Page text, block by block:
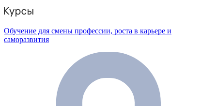
Обучение для смены профессии, роста в карьере и
саморазвития